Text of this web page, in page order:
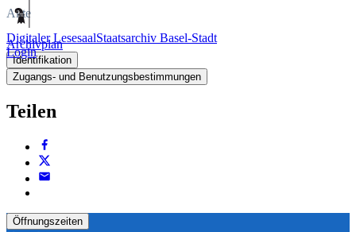
Digitaler LesesaalStaatsarchiv Basel-Stadt
Login
Akte
Archivplan
Identifikation
Zugangs- und Benutzungsbestimmungen
Teilen
Öffnungszeiten